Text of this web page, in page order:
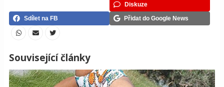
Diskuze
Sdílet na FB
Přidat do Google News
Související články